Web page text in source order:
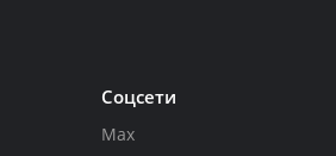
Соцсети
Max